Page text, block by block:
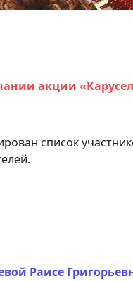
акции
список
Раисе